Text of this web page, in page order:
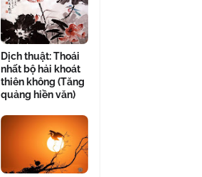
Dịch thuật: Thoái
nhất bộ hải khoát
thiên không (Tăng
quảng hiền văn)